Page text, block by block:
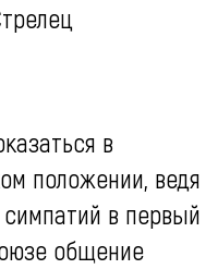
в
положении, ведя
в первый
общение